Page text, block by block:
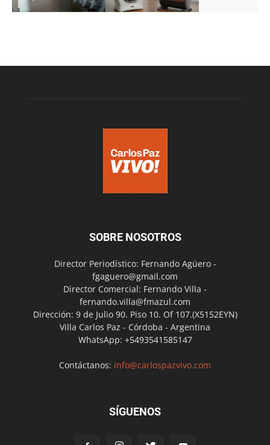
SOBRE NOSOTROS
Director Periodístico: Fernando Agüero -
fgaguero@gmail.com
Director Comercial: Fernando Villa -
fernando.villa@fmazul.com
Dirección: 9 de Julio 90. Piso 10. Of 107.(X5152EYN)
Villa Carlos Paz - Córdoba - Argentina
WhatsApp: +5493541585147
Contáctanos: info@carlospazvivo.com
SÍGUENOS